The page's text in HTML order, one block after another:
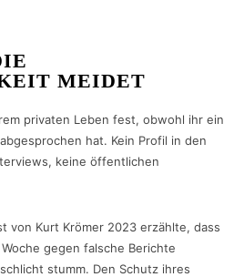
MEIDET
privaten Leben fest, obwohl ihr ein
hat. Kein Profil in den
keine öffentlichen
von Kurt Krömer 2023 erzählte, dass
gegen falsche Berichte
stumm. Den Schutz ihres